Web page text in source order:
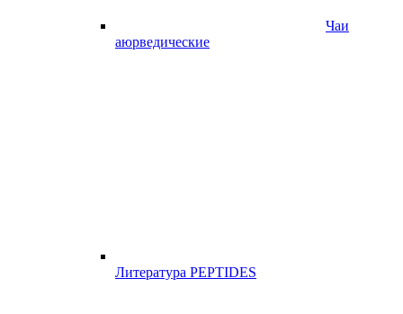
Чаи
аюрведические
Литература PEPTIDES